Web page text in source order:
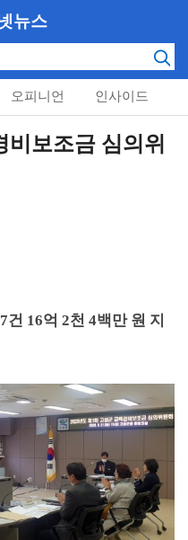
뉴스
오피니언 인사이드
비보조금 심의위
건 16억 2천 4백만 원 지